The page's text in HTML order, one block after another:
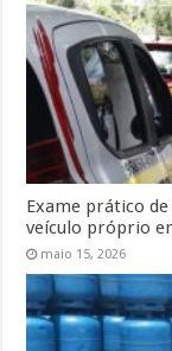
Exame prático
veículo próprio
maio 15, 2026